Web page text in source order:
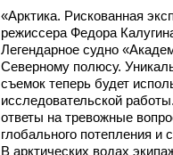
«Арктика. Рискованная
режиссера Федора
Легендарное судно
Северному полюсу.
съемок теперь будет
исследовательской
ответы на тревожные
глобального потепления и
В арктических водах